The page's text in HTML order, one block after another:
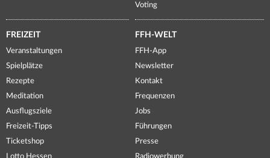
Voting
FREIZEIT
Veranstaltungen
Spielplätze
Rezepte
Meditation
Ausflugsziele
Freizeit-Tipps
Ticketshop
Lotto Hessen
FFH-WELT
FFH-App
Newsletter
Kontakt
Frequenzen
Jobs
Führungen
Presse
Radiowerbung